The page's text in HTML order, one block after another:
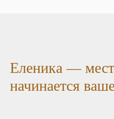
Еленика —
начинается